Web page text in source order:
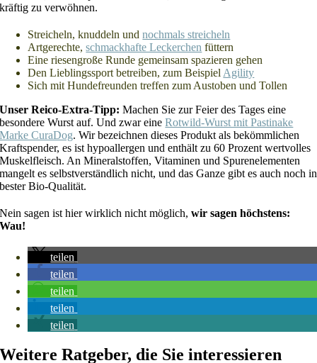
kräftig zu verwöhnen.
Streicheln, knuddeln undnochmals streicheln
Artgerechte,schmackhafte Leckerchen füttern
Eine riesengroße Runde gemeinsam spazieren gehen
Den Lieblingssport betreiben, zum Beispiel Agility
Sich mit Hundefreunden treffen zum Austoben und Tollen
Unser Reico-Extra-Tipp: Machen Sie zur Feier des Tages eine
besondere Wurst auf. Und zwar eineRotwild-Wurst mit Pastinake
Marke CuraDog. Wir bezeichnen dieses Produkt als bekömmlichen
Kraftspender, es ist hypoallergen und enthält zu 60 Prozent wertvolles
Muskelfleisch. An Mineralstoffen, Vitaminen und Spurenelementen
mangelt es selbstverständlich nicht, und das Ganze gibt es auch noch in
bester Bio-Qualität.
Nein sagen ist hier wirklich nicht möglich,wir sagen höchstens:
Wau!
teilen
teilen
teilen
teilen
teilen
Weitere Ratgeber, die Sie interessieren